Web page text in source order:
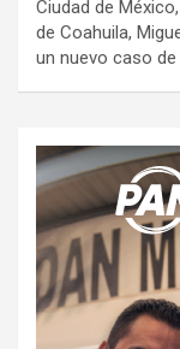
Ciudad de
de Coahuila,
un nuevo caso